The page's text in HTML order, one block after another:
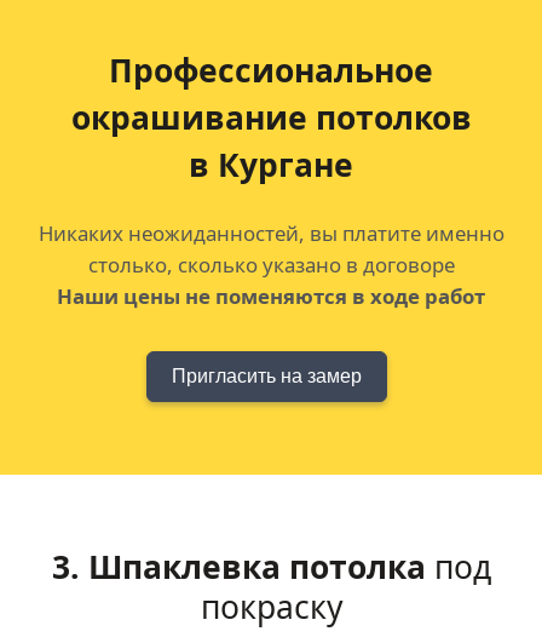
Профессиональное
окрашивание потолков
в Кургане
Никаких неожиданностей, вы платите именно
столько, сколько указано в договоре
Наши цены не поменяются в ходе работ
Пригласить на замер
3. Шпаклевка потолка под
покраску